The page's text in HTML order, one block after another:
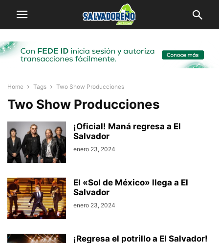
Home Tags Two Show Producciones
Two Show Producciones
¡Oficial! Maná regresa a El
Salvador
enero 23, 2024
El «Sol de México» llega a El
Salvador
enero 23, 2024
¡Regresa el potrillo a El Salvador!